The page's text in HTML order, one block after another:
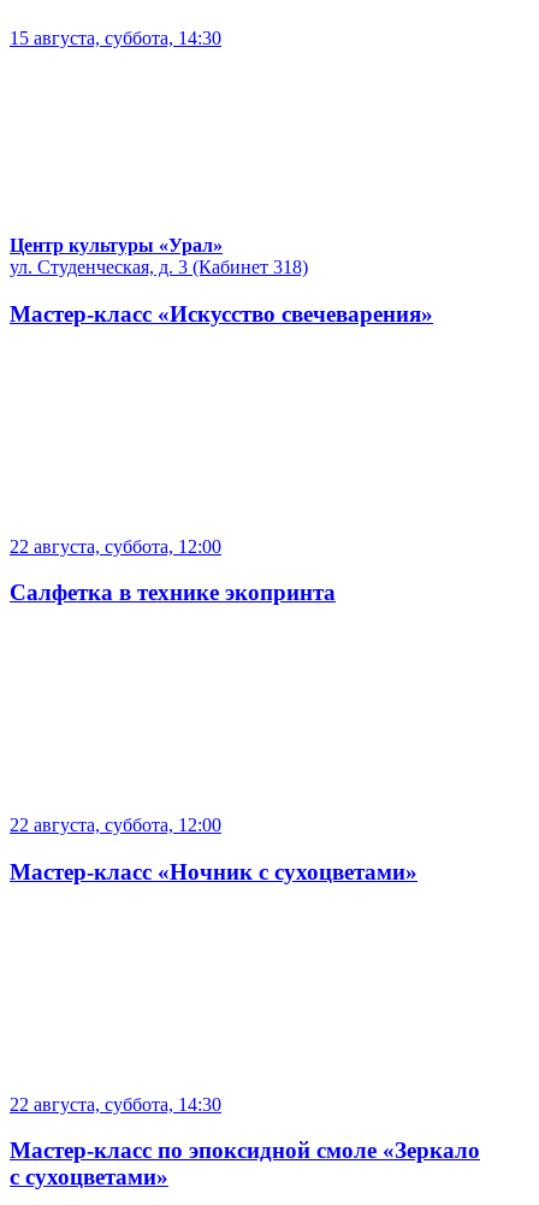
15 августа, суббота, 14:30
Центр культуры «Урал»
ул. Студенческая, д. 3 (Кабинет 318)
Мастер-класс «Искусство свечеварения»
22 августа, суббота, 12:00
Салфетка в технике экопринта
22 августа, суббота, 12:00
Мастер-класс «Ночник с сухоцветами»
22 августа, суббота, 14:30
Мастер-класс по эпоксидной смоле «Зеркало
с сухоцветами»